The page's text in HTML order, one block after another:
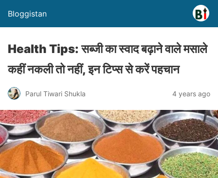
Bloggistan
Health Tips: सब्जी का स्वाद बढ़ाने वाले मसाले
कहीं नकली तो नहीं, इन टिप्स से करें पहचान
Parul Tiwari Shukla 4 years ago